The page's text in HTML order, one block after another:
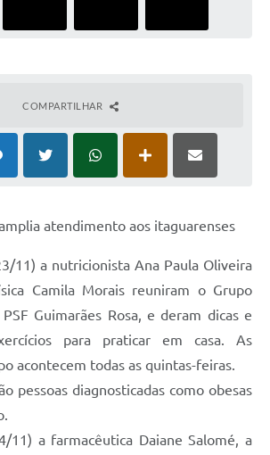
COMPARTILHAR
atendimento aos itaguarenses
11) a nutricionista Ana Paula Oliveira
Camila Morais reuniram o Grupo
Guimarães Rosa, e deram dicas e
para praticar em casa. As
acontecem todas as quintas-feiras.
pessoas diagnosticadas como obesas
11) a farmacêutica Daiane Salomé, a